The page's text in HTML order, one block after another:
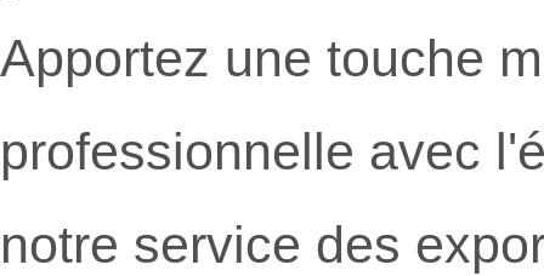
Apportez une touche
professionnelle avec
notre service des